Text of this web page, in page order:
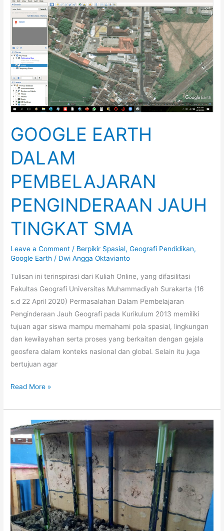
BELAJAR
GEOLOGI
GOOGLE EARTH
DALAM
PEMBELAJARAN
PENGINDERAAN JAUH
TINGKAT SMA
Leave a Comment / Berpikir Spasial,Geografi Pendidikan,
Google Earth / Dwi Angga Oktavianto
Tulisan ini terinspirasi dari Kuliah Online, yang difasilitasi
Fakultas Geografi Universitas Muhammadiyah Surakarta (16
s.d 22 April 2020) Permasalahan Dalam Pembelajaran
Penginderaan Jauh Geografi pada Kurikulum 2013 memiliki
tujuan agar siswa mampu memahami pola spasial, lingkungan
dan kewilayahan serta proses yang berkaitan dengan gejala
geosfera dalam konteks nasional dan global. Selain itu juga
bertujuan agar
GOOGLE
DALAM
PEMBELAJARAN
PENGINDERAAN
TINGKAT
SMA
Read More »